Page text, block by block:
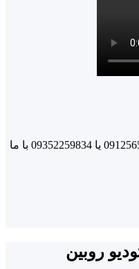
همین حالا از طریق شماره های 09125650251 یا 09352259834 با ما
روبین